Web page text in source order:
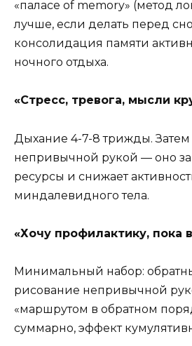
«палace of memory» (метод
лучше, если делать перед
консолидация памяти
ночного отдыха.
«Стресс, тревога, мысли
Дыхание 4-7-8 трижды.
непривычной рукой — оно
ресурсы и снижает
миндалевидного тела.
«Хочу профилактику, пока
Минимальный набор:
рисование непривычной
«маршрутом в обратном
суммарно, эффект